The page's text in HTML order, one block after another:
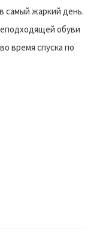
самый жаркий день.
обуви
время спуска по